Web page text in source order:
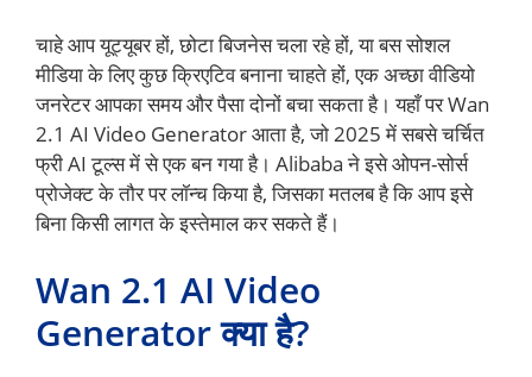
चाहे आप यूट्यूबर हों, छोटा बिजनेस चला रहे हों, या बस सोशल
मीडिया के लिए कुछ क्रिएटिव बनाना चाहते हों, एक अच्छा वीडियो
जनरेटर आपका समय और पैसा दोनों बचा सकता है। यहाँ पर Wan
2.1 AI Video Generator आता है, जो 2025 में सबसे चर्चित
फ्री AI टूल्स में से एक बन गया है। Alibaba ने इसे ओपन-सोर्स
प्रोजेक्ट के तौर पर लॉन्च किया है, जिसका मतलब है कि आप इसे
बिना किसी लागत के इस्तेमाल कर सकते हैं।
Wan 2.1 AI Video
Generator क्या है?